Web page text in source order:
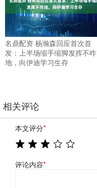
名鼎配资 杨瀚森回应首次首
发：上半场缩手缩脚发挥不咋
地，向伊迪学习生存
相关评论
本文评分*
评论内容*